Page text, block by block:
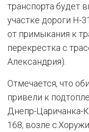
транспорта будет
участке дороги Н-
от примыкания к
перекрестка с
Александрия).
Отмечается, что
привели к
Днепр-Царичанка-
168, возле